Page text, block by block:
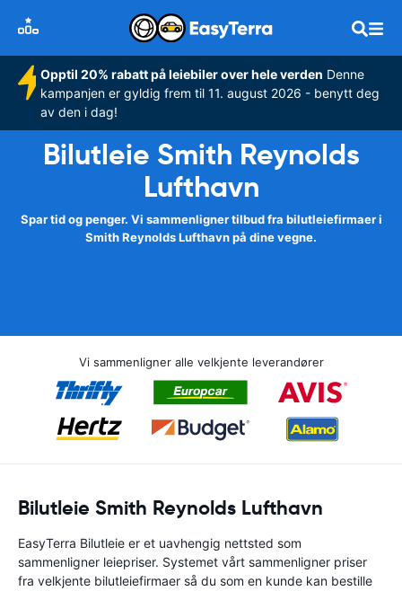
Opptil 20% rabatt på leiebiler over hele verden Denne
kampanjen er gyldig frem til 11. august 2026 - benytt deg
av den i dag!
Bilutleie Smith Reynolds
Lufthavn
Spar tid og penger. Vi sammenligner tilbud fra bilutleiefirmaer i
Smith Reynolds Lufthavn på dine vegne.
Vi sammenligner alle velkjente leverandører
Bilutleie Smith Reynolds Lufthavn
EasyTerra Bilutleie er et uavhengig nettsted som
sammenligner leiepriser. Systemet vårt sammenligner priser
fra velkjente bilutleiefirmaer så du som en kunde kan bestille